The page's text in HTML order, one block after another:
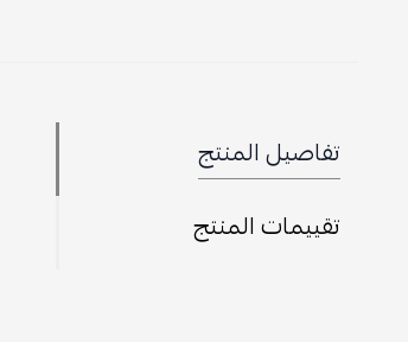
تفاصيل المنتج
تقييمات المنتج